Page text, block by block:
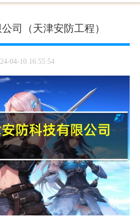
司（天津安防工程）
04-10 16:55:54